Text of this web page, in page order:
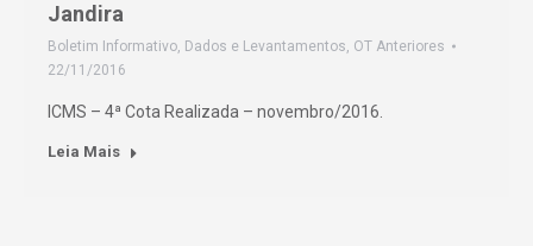
Jandira
Boletim Informativo, Dados e Levantamentos, OT Anteriores
22/11/2016
ICMS – 4ª Cota Realizada – novembro/2016.
Leia Mais